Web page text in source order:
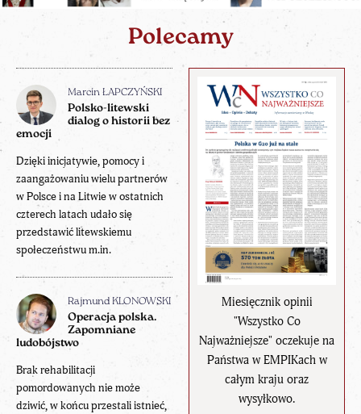
Polecamy
Miesięcznik opinii
"Wszystko Co
Najważniejsze" oczekuje na
Państwa w EMPIKach w
całym kraju oraz
wysyłkowo.
Marcin ŁAPCZYŃSKI
Polsko-litewski
dialog o historii bez
emocji
Dzięki inicjatywie, pomocy i
zaangażowaniu wielu partnerów
w Polsce i na Litwie w ostatnich
czterech latach udało się
przedstawić litewskiemu
społeczeństwu m.in.
Rajmund KLONOWSKI
Operacja polska.
Zapomniane
ludobójstwo
Brak rehabilitacji
pomordowanych nie może
dziwić, w końcu przestali istnieć,